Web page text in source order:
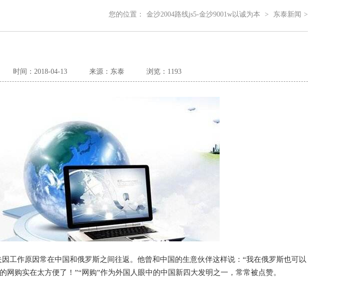
您的位置： 金沙2004路线js5-金沙9001w以诚为本 > 东泰新闻 >
时间：2018-04-13 来源：东泰 浏览：1193
工作原因常在中国和俄罗斯之间往返。他曾和中国的生意伙伴这样说：“我在俄罗斯也可以
网购实在太方便了！”“网购”作为外国人眼中的中国新四大发明之一，常常被点赞。